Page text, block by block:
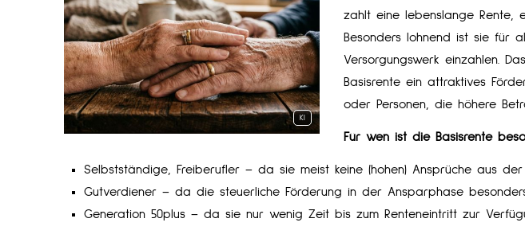
KI
zahlt eine lebenslange Rente,
Besonders lohnend ist sie für
Versorgungswerk einzahlen.
Basisrente ein attraktives
oder Per­sonen, die höhere
Für wen ist die Basisrente
Selbstständige, Freiberufler – da sie meist keine (hohen) Ansprüche aus
Gutverdiener – da die steuerliche Förderung in der Ansparphase
Generation 50plus – da sie nur wenig Zeit bis zum Renteneintritt zur